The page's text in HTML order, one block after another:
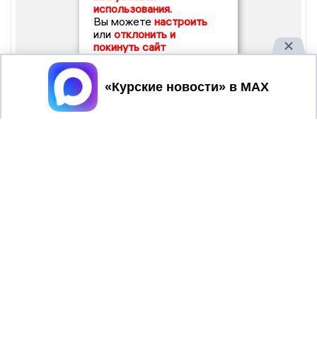
использования.
Вы можете настроить
или отклонить и
покинуть сайт
Принять